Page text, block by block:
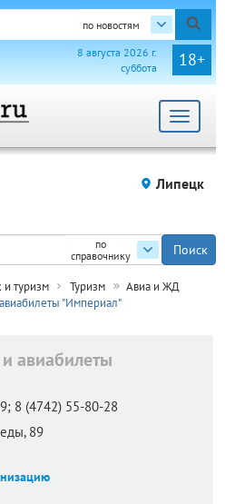
по новостям
18+
8 августа 2026 г.
суббота
Toggle
Липецк
по
справочнику
туризм Туризм
Авиа и ЖД
"Империал"
авиабилеты
8 (4742) 55-80-28
89